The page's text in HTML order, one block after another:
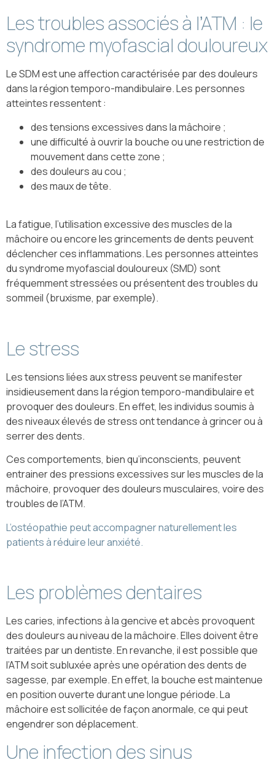
Les troubles associés à l’ATM : le
syndrome myofascial douloureux
Le SDM est une affection caractérisée par des douleurs
dans la région temporo-mandibulaire. Les personnes
atteintes ressentent :
des tensions excessives dans la mâchoire ;
une difficulté à ouvrir la bouche ou une restriction de
mouvement dans cette zone ;
des douleurs au cou ;
des maux de tête.
La fatigue, l’utilisation excessive des muscles de la
mâchoire ou encore les grincements de dents peuvent
déclencher ces inflammations. Les personnes atteintes
du syndrome myofascial douloureux (SMD) sont
fréquemment stressées ou présentent des troubles du
sommeil (bruxisme, par exemple).
Le stress
Les tensions liées aux stress peuvent se manifester
insidieusement dans la région temporo-mandibulaire et
provoquer des douleurs. En effet, les individus soumis à
des niveaux élevés de stress ont tendance à grincer ou à
serrer des dents.
Ces comportements, bien qu’inconscients, peuvent
entrainer des pressions excessives sur les muscles de la
mâchoire, provoquer des douleurs musculaires, voire des
troubles de l’ATM.
L’ostéopathie peut accompagner naturellement les
patients à réduire leur anxiété.
Les problèmes dentaires
Les caries, infections à la gencive et abcès provoquent
des douleurs au niveau de la mâchoire. Elles doivent être
traitées par un dentiste. En revanche, il est possible que
l’ATM soit subluxée après une opération des dents de
sagesse, par exemple. En effet, la bouche est maintenue
en position ouverte durant une longue période. La
mâchoire est sollicitée de façon anormale, ce qui peut
engendrer son déplacement.
Une infection des sinus